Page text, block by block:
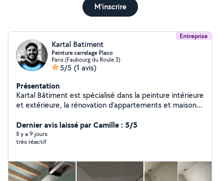
M'inscrire
Entreprise
Kartal Batiment
Peinture carrelage Placo
Paris (Faubourg du Roule 3)
5/5 (1 avis)
Présentation
Kartal Bâtiment est spécialisé dans la peinture intérieure
et extérieure, la rénovation d'appartements et maisons,
ainsi que les revêtements muraux décoratifs (tasseaux,
panneaux décoratifs) Nous réalisons un travail propre,
soigné et dans les délais. Devis gratuit, intervention
nos réalisations avant/après sur Instagram :
@kartalbatiment75
Dernier avis laissé par Camille : 5/5
Il y a 9 jours
très réactif